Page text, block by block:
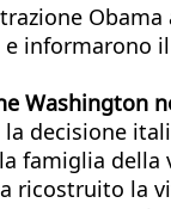
informarono
Washington
decisione
famiglia
ricostruito la